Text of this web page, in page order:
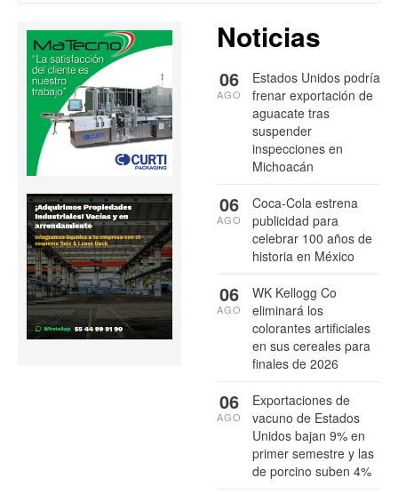
Noticias
Estados Unidos podría
frenar exportación de
aguacate tras
suspender
inspecciones en
Michoacán
06
AGO
Coca-Cola estrena
publicidad para
celebrar 100 años de
historia en México
06
AGO
WK Kellogg Co
eliminará los
colorantes artificiales
en sus cereales para
finales de 2026
06
AGO
Exportaciones de
vacuno de Estados
Unidos bajan 9% en
primer semestre y las
de porcino suben 4%
06
AGO